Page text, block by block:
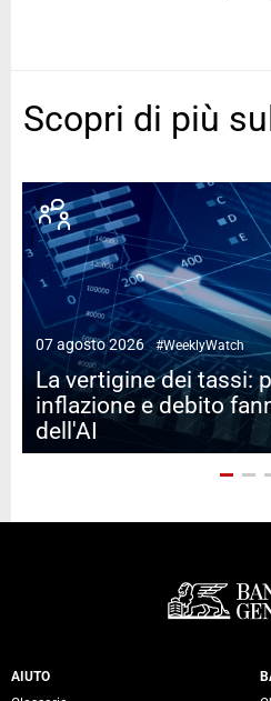
Scopri di più
07 agosto 2026 #WeeklyWatch
La vertigine dei tassi:
inflazione e debito
dell'AI
Servizi Banca
AIUTO